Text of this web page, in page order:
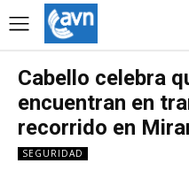
Cabello celebra
encuentran en
recorrido en
SEGURIDAD